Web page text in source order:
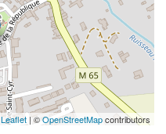
Leaflet | ©OpenStreetMapcontributors